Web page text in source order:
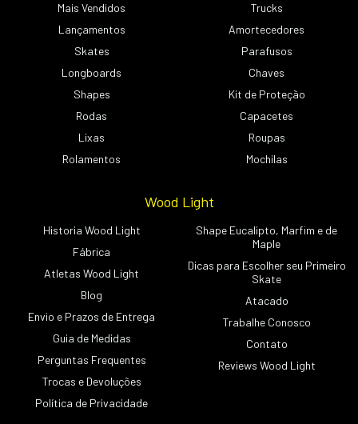
Mais Vendidos
Lançamentos
Skates
Longboards
Shapes
Rodas
Lixas
Rolamentos
Trucks
Amortecedores
Parafusos
Chaves
Kit de Proteção
Capacetes
Roupas
Mochilas
Wood Light
Historia Wood Light
Fábrica
Atletas Wood Light
Blog
Envio e Prazos de Entrega
Guia de Medidas
Perguntas Frequentes
Trocas e Devoluções
Política de Privacidade
Shape Eucalipto, Marfim e de
Maple
Dicas para Escolher seu Primeiro
Skate
Atacado
Trabalhe Conosco
Contato
Reviews Wood Light